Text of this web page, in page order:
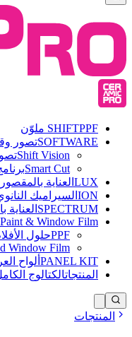
SHIFTPPF ملوّن
SOFTWAREتصور
Shift Vision
Smart Cut
LUX العناية
ION السيراميك
SPECTRUM العناية
Paint & Window Film
PPFحلول
Window Film
PANEL KIT ألواح
المنتجاتالكتالوج
المنتجات